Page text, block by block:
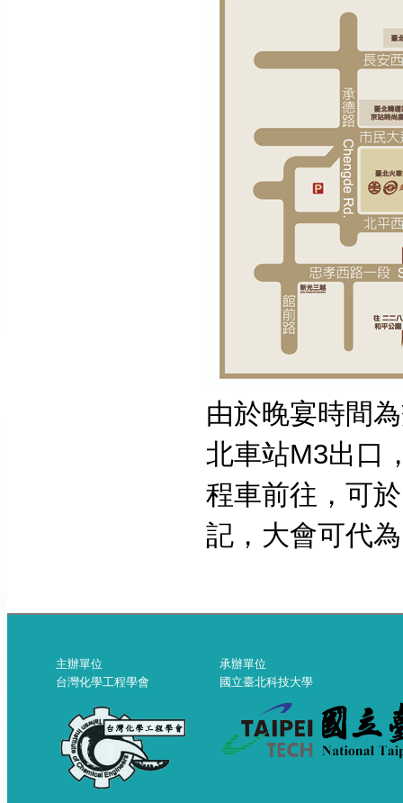
由於晚宴時間
北車站M3出口
程車前往，可於
記，大會可代
主辦單位
台灣化學工程學會
承辦單位
國立臺北科技大學